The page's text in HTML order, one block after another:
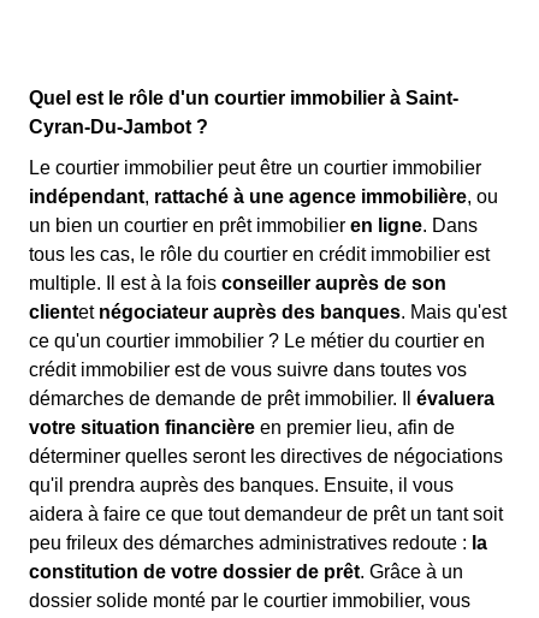
Quel est le rôle d'un courtier immobilier à Saint-
Cyran-Du-Jambot ?
Le courtier immobilier peut être un courtier immobilier
indépendant, rattaché à une agence immobilière, ou
un bien un courtier en prêt immobilier en ligne. Dans
tous les cas, le rôle du courtier en crédit immobilier est
multiple. Il est à la fois conseiller auprès de son
clientet négociateur auprès des banques. Mais qu'est
ce qu'un courtier immobilier ? Le métier du courtier en
crédit immobilier est de vous suivre dans toutes vos
démarches de demande de prêt immobilier. Il évaluera
votre situation financière en premier lieu, afin de
déterminer quelles seront les directives de négociations
qu'il prendra auprès des banques. Ensuite, il vous
aidera à faire ce que tout demandeur de prêt un tant soit
peu frileux des démarches administratives redoute : la
constitution de votre dossier de prêt. Grâce à un
dossier solide monté par le courtier immobilier, vous